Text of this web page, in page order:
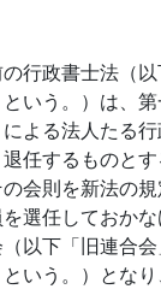
行政書士法（
いう。）は、
よる法人たる
任するものとす
会則を新法の
選任しておかな
以下「旧連合会
いう。）とな